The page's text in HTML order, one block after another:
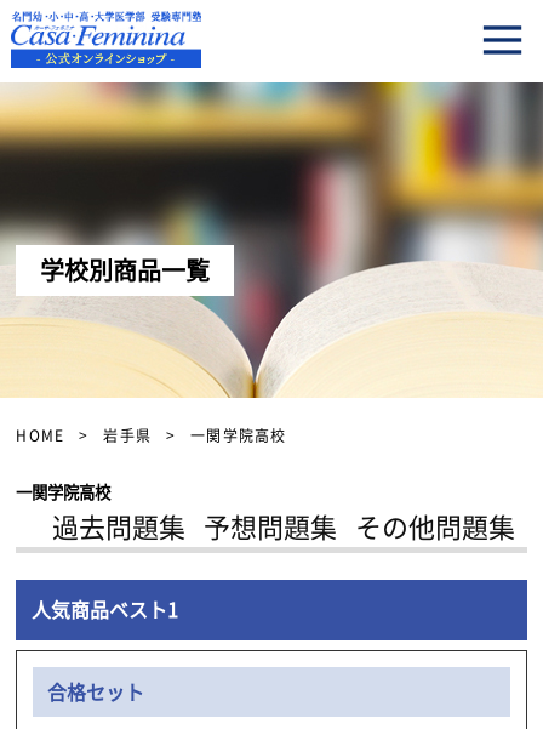
学校別商品一覧
HOME 岩手県 一関学院高校
一関学院高校
過去問題集 予想問題集 その他問題集
人気商品ベスト1
合格セット